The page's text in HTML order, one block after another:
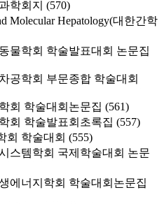
학회지 (570)
Molecular Hepatology(대한간학
물학회 학술발표대회 논문집
공학회 부문종합 학술대회
회 학술대회논문집 (561)
회 학술발표회초록집 (557)
회 학술대회 (555)
스템학회 국제학술대회 논문
에너지학회 학술대회논문집